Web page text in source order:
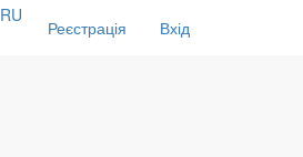
Реєстрація Вхід
RU